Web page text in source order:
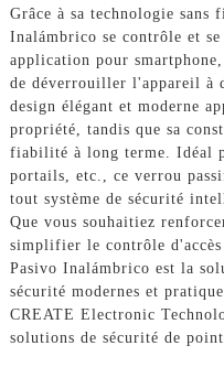
Grâce à sa technologie sans
Inalámbrico se contrôle et
application pour
de déverrouiller l'appareil à
design élégant et moderne
propriété, tandis que sa
fiabilité à long terme. Idéal
portails, etc., ce verrou
tout système de sécurité
Que vous souhaitiez
simplifier le contrôle
Pasivo Inalámbrico est la
sécurité modernes et
CREATE Electronic
solutions de sécurité de